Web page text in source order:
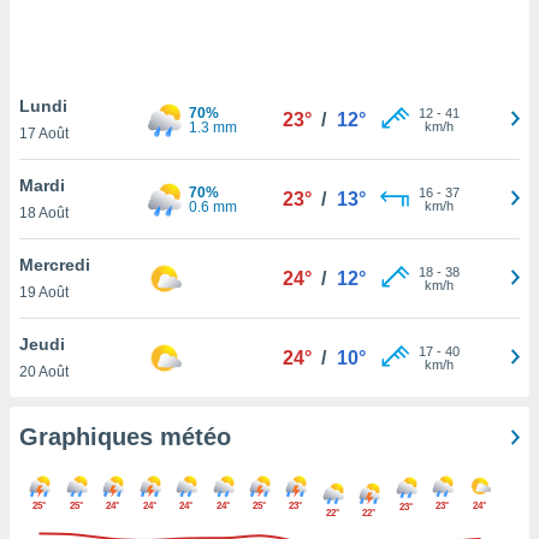
pas
de
à
cas,
que
sur le
et que
ne
Lundi
17 Août
70%
1.3 mm
23° / 12° 12- 41
km/h
Mardi
18 Août
70%
0.6 mm
23° / 13° 16- 37
km/h
Mercredi
19 Août
24° / 12° 18- 38
km/h
Jeudi
20 Août
24° / 10° 17- 40
km/h
Graphiques météo
25° 25° 24° 24° 24° 24° 25° 23°
22° 22°
23° 23° 24°